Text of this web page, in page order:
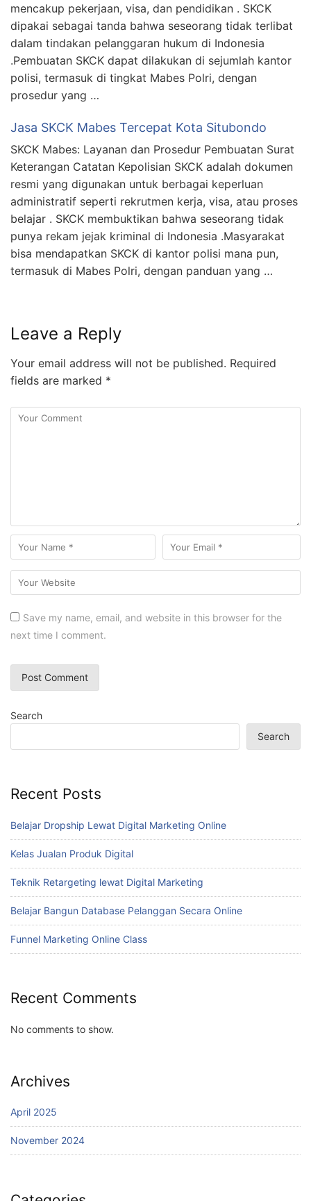
mencakup pekerjaan, visa, dan pendidikan . SKCK
dipakai sebagai tanda bahwa seseorang tidak terlibat
dalam tindakan pelanggaran hukum di Indonesia
.Pembuatan SKCK dapat dilakukan di sejumlah kantor
polisi, termasuk di tingkat Mabes Polri, dengan
prosedur yang …
Jasa SKCK Mabes Tercepat Kota Situbondo
SKCK Mabes: Layanan dan Prosedur Pembuatan Surat
Keterangan Catatan Kepolisian SKCK adalah dokumen
resmi yang digunakan untuk berbagai keperluan
administratif seperti rekrutmen kerja, visa, atau proses
belajar . SKCK membuktikan bahwa seseorang tidak
punya rekam jejak kriminal di Indonesia .Masyarakat
bisa mendapatkan SKCK di kantor polisi mana pun,
termasuk di Mabes Polri, dengan panduan yang …
Leave a Reply
Your email address will not be published. Required
fields are marked *
Save my name, email, and website in this browser for the
next time I comment.
Search
Search
Recent Posts
Belajar Dropship Lewat Digital Marketing Online
Kelas Jualan Produk Digital
Teknik Retargeting lewat Digital Marketing
Belajar Bangun Database Pelanggan Secara Online
Funnel Marketing Online Class
Recent Comments
No comments to show.
Archives
April 2025
November 2024